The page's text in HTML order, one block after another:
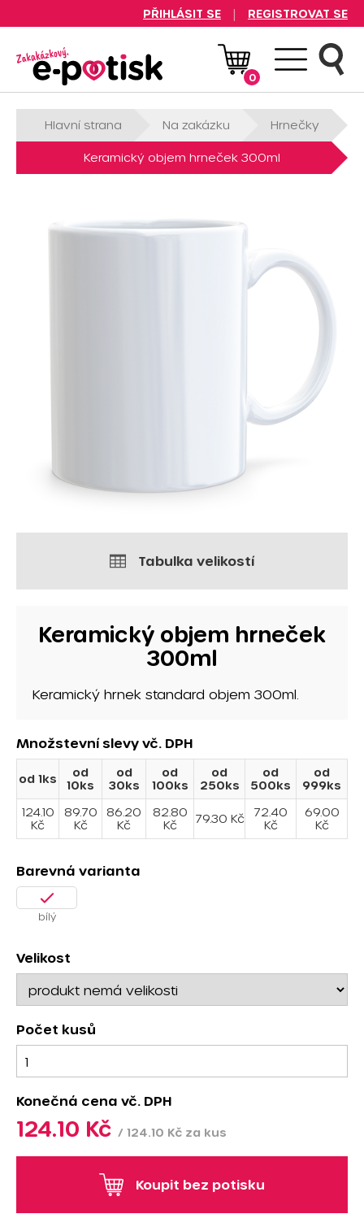
PŘIHLÁSIT SE | REGISTROVAT SE
Logo Zakázkový E-
potisk.cz
0
Hlavní strana Na zakázku Hrnečky
Keramický objem hrneček 300ml
Tabulka velikostí
Keramický objem hrneček
300ml
Keramický hrnek standard objem 300ml.
Množstevní slevy vč. DPH
od 1ks
od
10ks
od
30ks
od
100ks
od
250ks
od
500ks
od
999ks
124.10
Kč
89.70
Kč
86.20
Kč
82.80
Kč
79.30 Kč
72.40
Kč
69.00
Kč
Barevná varianta
bílý
Velikost
Počet kusů
Konečná cena vč. DPH
124.10 Kč / 124.10 Kč za kus
Koupit bez potisku